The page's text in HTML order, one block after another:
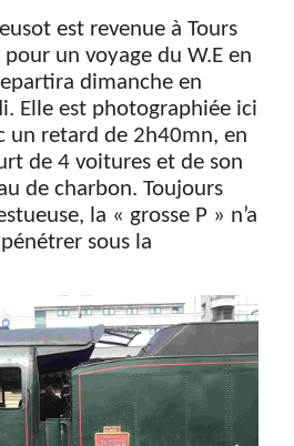
est revenue à Tours
un voyage du W.E en
dimanche en
Elle est photographiée ici
un retard de 2h40mn, en
de 4 voitures et de son
de charbon. Toujours
la « grosse P » n’a
sous la